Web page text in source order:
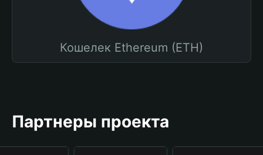
Кошелек Ethereum (ETH)
Партнеры проекта